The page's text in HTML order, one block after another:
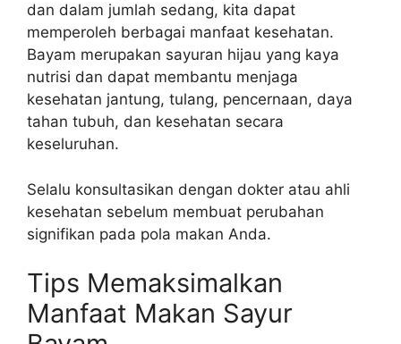
dan dalam jumlah sedang, kita dapat
memperoleh berbagai manfaat kesehatan.
Bayam merupakan sayuran hijau yang kaya
nutrisi dan dapat membantu menjaga
kesehatan jantung, tulang, pencernaan, daya
tahan tubuh, dan kesehatan secara
keseluruhan.
Selalu konsultasikan dengan dokter atau ahli
kesehatan sebelum membuat perubahan
signifikan pada pola makan Anda.
Tips Memaksimalkan
Manfaat Makan Sayur